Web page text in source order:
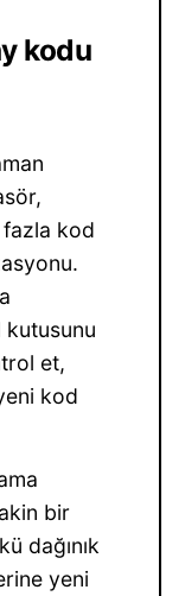
kodu
fazla kod
kutusunu
et,
kod
bir
dağınık
yeni